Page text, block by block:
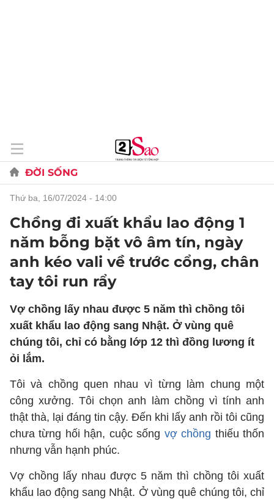
ĐỜI SỐNG
thứ ba, 16/07/2024 - 14:00
Chồng đi xuất khẩu lao động 1
năm bỗng bặt vô âm tín, ngày
anh kéo vali về trước cổng, chân
tay tôi run rẩy
Vợ chồng lấy nhau được 5 năm thì chồng tôi
xuất khẩu lao động sang Nhật. Ở vùng quê
chúng tôi, chỉ có bằng lớp 12 thì đồng lương ít
ỏi lắm.
Tôi và chồng quen nhau vì từng làm chung một
công xưởng. Tôi chọn anh làm chồng vì tính anh
thật thà, lại đáng tin cậy. Đến khi lấy anh rồi tôi cũng
chưa từng hối hận, cuộc sống vợ chồng thiếu thốn
nhưng vẫn hạnh phúc.
Vợ chồng lấy nhau được 5 năm thì chồng tôi xuất
khẩu lao động sang Nhật. Ở vùng quê chúng tôi, chỉ